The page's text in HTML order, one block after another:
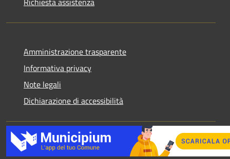
Amministrazione trasparente
Informativa privacy
Note legali
Dichiarazione di accessibilità